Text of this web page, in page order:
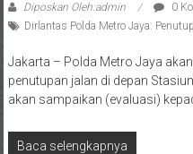
Diposkan Oleh:admin
0
Dirlantas Polda Metro Jaya:
Jakarta – Polda Metro Jaya
penutupan jalan di depan
akan sampaikan (evaluasi)
Baca selengkapnya